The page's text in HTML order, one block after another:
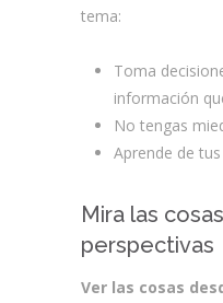
tema:
Toma
información
No tengas
Aprende de
Mira las
perspectivas
Ver las cosas